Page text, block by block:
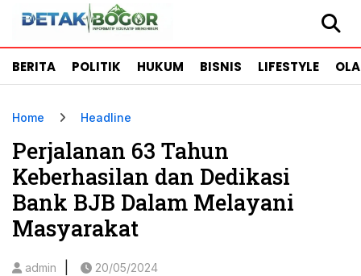
BERITA POLITIK HUKUM BISNIS LIFESTYLE
Home Headline
Perjalanan 63 Tahun
Keberhasilan dan Dedikasi
Bank BJB Dalam Melayani
Masyarakat
admin 20/05/2024